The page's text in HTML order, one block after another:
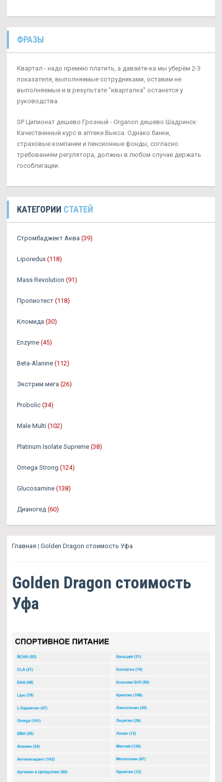
ФРАЗЫ
Квартал - надо премию платить, а давайте-ка мы уберём 2-3
показателя, выполняемые сотрудниками, оставим не
выполняемые и в результате "кварталка" останется у
руководства.
SP Ципионат дешево Грозный - Organon дешево Шадринск:
Качественный курс в аптеке Выкса. Однако банки,
страховые компании и пенсионные фонды, согласно
требованиям регулятора, должны в любом случае держать
гособлигации.
КАТЕГОРИИ СТАТЕЙ
Стромбаджект Аква (39)
Liporedux (118)
Mass Revolution (91)
Пропиотест (118)
Кломида (30)
Enzyme (45)
Beta-Alanine (112)
Экстрим мега (26)
Probolic (34)
Male Multi (102)
Platinum Isolate Supreme (38)
Omega Strong (124)
Glucosamine (138)
Дианогед (60)
Главная | Golden Dragon стоимость Уфа
Golden Dragon стоимость
Уфа